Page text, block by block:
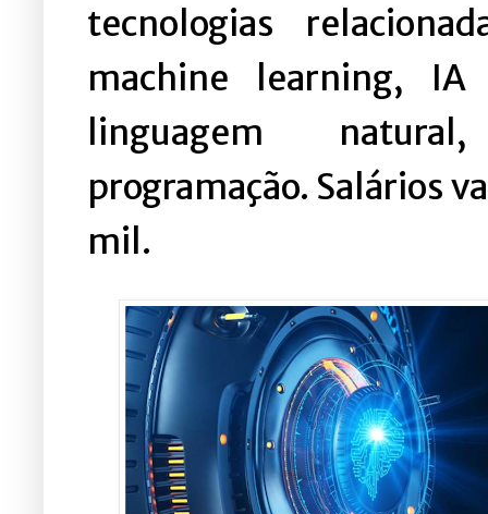
tecnologias
machine learning, IA
linguagem
programação. Salários
mil.